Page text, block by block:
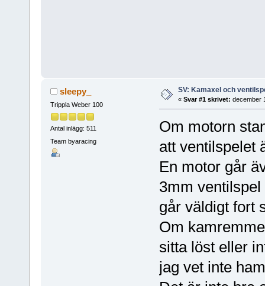
sleepy_
Trippla Weber 100
Antal inlägg: 511
Team byaracing
SV: Kamaxel och
« Svar #1 skrivet: december
Om motorn
att ventilspelet
En motor går
3mm
går väldigt fort
Om
sitta löst eller
jag vet inte